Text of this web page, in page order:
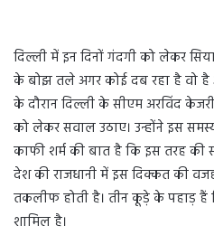
दिल्ली में इन दिनों गंदगी को लेकर
के बोझ तले अगर कोई दब रहा है वो
के दौरान दिल्ली के सीएम अरविंद
को लेकर सवाल उठाए। उन्होंने इस
काफी शर्म की बात है कि इस तरह की
देश की राजधानी में इस दिक्कत की
तकलीफ होती है। तीन कूड़े के पहाड़
शामिल है।